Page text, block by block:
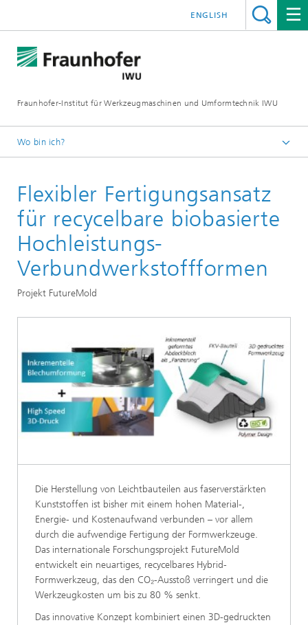
Fraunhofer-Institut für Werkzeugmaschinen und Umformtechnik IWU
ENGLISH
Wo bin ich?
Flexibler Fertigungsansatz
für recycelbare biobasierte
Hochleistungs-
Verbundwerkstoffformen
Projekt FutureMold
Die Herstellung von Leichtbauteilen aus faserverstärkten
Kunststoffen ist bisher mit einem hohen Material-,
Energie- und Kostenaufwand verbunden – vor allem
durch die aufwendige Fertigung der Formwerkzeuge.
Das internationale Forschungsprojekt FutureMold
entwickelt ein neuartiges, recycelbares Hybrid-
Formwerkzeug, das den CO₂-Ausstoß verringert und die
Werkzeugkosten um bis zu 80 % senkt.
Das innovative Konzept kombiniert einen 3D-gedruckten